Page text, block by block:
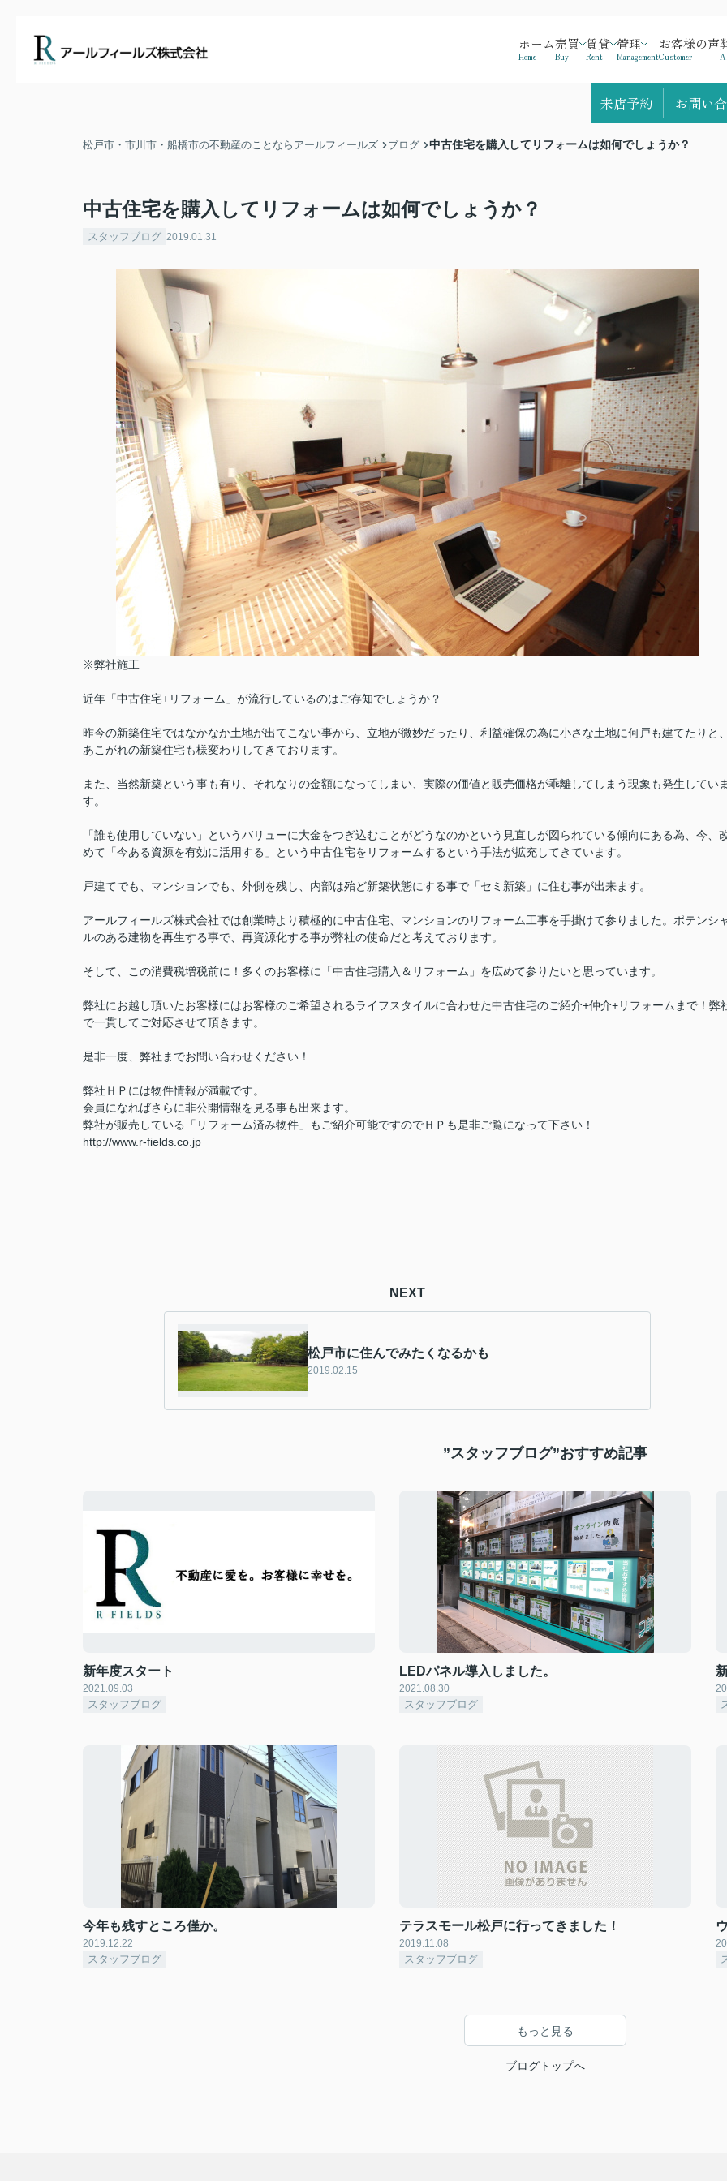
ホーム
Home
売買
Buy
賃貸
Rent
管理
Management
お客様の声
Customer
来店予約 お問い
松戸市・市川市・船橋市の不動産のことならアールフィールズ ブログ 中古住宅を購入してリフォームは如何でしょうか？
中古住宅を購入してリフォームは如何でしょうか？
スタッフブログ 2019.01.31
※弊社施工
近年「中古住宅+リフォーム」が流行しているのはご存知でしょうか？
昨今の新築住宅ではなかなか土地が出てこない事から、立地が微妙だったり、利益確保の為に小さな土地に何戸も建てたりと、
あこがれの新築住宅も様変わりしてきております。
また、当然新築という事も有り、それなりの金額になってしまい、 実際の価値と販売価格が乖離してしまう現象も発生していま
す。
「誰も使用していない」というバリューに大金をつぎ込むことがどうなのかという見直しが図られている傾向にある為、今、
めて「今ある資源を有効に活用する」という中古住宅をリフォームするという手法が拡充してきています。
戸建てでも、マンションでも、外側を残し、内部は殆ど新築状態にする事で「セミ新築」に住む事が出来ます。
アールフィールズ株式会社では創業時より積極的に中古住宅、マンションのリフォーム工事を手掛けて参りました。 ポテンシ
ルのある建物を再生する事で、再資源化する事が弊社の使命だと考えております。
そして、この消費税増税前に！多くのお客様に「中古住宅購入＆リフォーム」を広めて参りたいと思っています。
弊社にお越し頂いたお客様にはお客様のご希望されるライフスタイルに合わせた中古住宅のご紹介+仲介+リフォームまで！弊
で一貫してご対応させて頂きます。
是非一度、弊社までお問い合わせください！
弊社ＨＰには物件情報が満載です。
会員になればさらに非公開情報を見る事も出来ます。
弊社が販売している「リフォーム済み物件」もご紹介可能ですのでＨＰも是非ご覧になって下さい！
http://www.r-fields.co.jp
NEXT
松戸市に住んでみたくなるかも
2019.02.15
”スタッフブログ”おすすめ記事
新年度スタート
2021.09.03
スタッフブログ
LEDパネル導入しました。
2021.08.30
スタッフブログ
今年も残すところ僅か。
2019.12.22
スタッフブログ
テラスモール松戸に行ってきました！
2019.11.08
スタッフブログ
もっと見る
ブログトップへ